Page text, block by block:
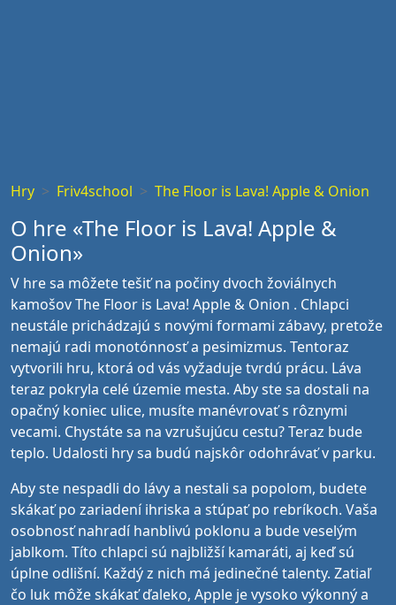
Hry Friv4school The Floor is Lava! Apple & Onion
O hre «The Floor is Lava! Apple &
Onion»
V hre sa môžete tešiť na počiny dvoch žoviálnych
kamošov The Floor is Lava! Apple & Onion . Chlapci
neustále prichádzajú s novými formami zábavy, pretože
nemajú radi monotónnosť a pesimizmus. Tentoraz
vytvorili hru, ktorá od vás vyžaduje tvrdú prácu. Láva
teraz pokryla celé územie mesta. Aby ste sa dostali na
opačný koniec ulice, musíte manévrovať s rôznymi
vecami. Chystáte sa na vzrušujúcu cestu? Teraz bude
teplo. Udalosti hry sa budú najskôr odohrávať v parku.
Aby ste nespadli do lávy a nestali sa popolom, budete
skákať po zariadení ihriska a stúpať po rebríkoch. Vaša
osobnosť nahradí hanblivú poklonu a bude veselým
jablkom. Títo chlapci sú najbližší kamaráti, aj keď sú
úplne odlišní. Každý z nich má jedinečné talenty. Zatiaľ
čo luk môže skákať ďaleko, Apple je vysoko výkonný a